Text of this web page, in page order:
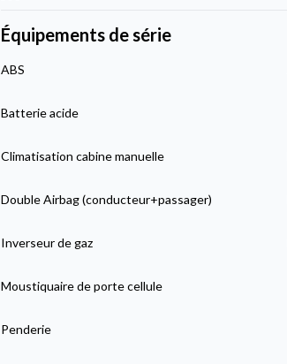
Équipements de série
ABS
Batterie acide
Climatisation cabine manuelle
Double Airbag (conducteur+passager)
Inverseur de gaz
Moustiquaire de porte cellule
Penderie